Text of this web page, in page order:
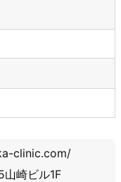
clinic.com/
崎ビル1F